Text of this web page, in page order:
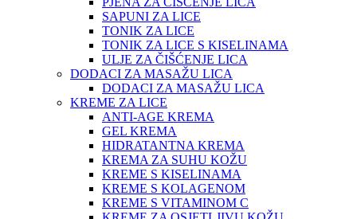
SAPUNI ZA LICE
TONIK ZA LICE
TONIK ZA LICE S KISELINAMA
ULJE ZA ČIŠĆENJE LICA
DODACI ZA MASAŽU LICA
DODACI ZA MASAŽU LICA
KREME ZA LICE
ANTI-AGE KREMA
GEL KREMA
HIDRATANTNA KREMA
KREMA ZA SUHU KOŽU
KREME S KISELINAMA
KREME S KOLAGENOM
KREME S VITAMINOM C